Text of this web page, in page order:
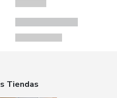
Tiendas